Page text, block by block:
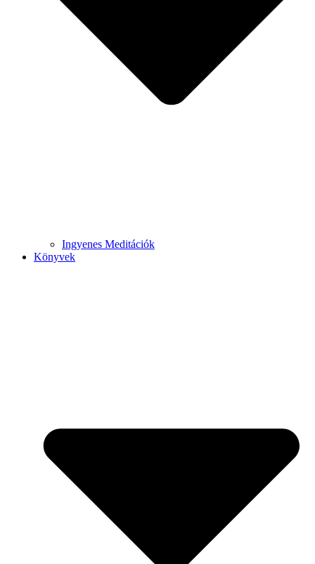
Ingyenes Meditációk
Könyvek